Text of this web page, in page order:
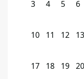
3 4 5 6
10 11 12 13
17 18 19 20